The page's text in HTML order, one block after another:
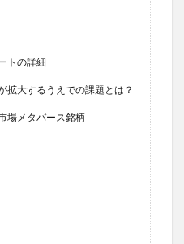
トの詳細
拡大するうえでの課題とは？
場メタバース銘柄